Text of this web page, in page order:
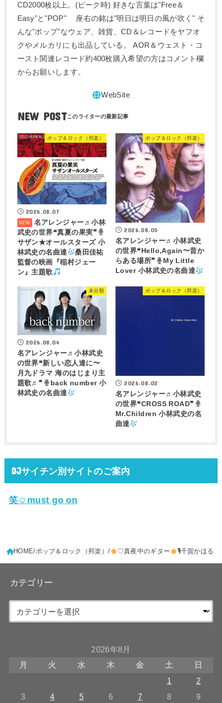
CD2000枚以上。(ピーク時) 好きな言葉は"Free＆
Easy"と"POP" 座右の銘は"明日は明日の風が吹く" そ
んな"ポップ"なウェア、雑貨、CD＆レコードをヤフオ
クやメルカリにも出品している。 AOR＆ウェスト・コ
ースト関連レコード約400枚購入希望の方はコメント欄
からお願いします。
NEW POST
ポップ＆ロック（邦楽）
2026.08.07
名アレンジャー♬小林
武史の世界❝真夏の果実❞
サザン★オールスターズ 小
林武史の名曲達
桑田佳祐
監督の映画『稲村ジェー
ン』主題歌
ポップ＆ロック（邦楽）
2026.08.05
名アレンジャー♬ 小林武史
の世界❝Hello,Again〜昔か
らある場所❞
My Little
Lover 小林武史の名曲達
未分類
2026.08.04
名アレンジャー♬小林武史
の世界❝新しい恋人達に〜
月九ドラマ 海のはじまり主
題歌♬❞
back number 小
林武史の名曲達
ポップ＆ロック（邦楽）
2026.08.02
名アレンジャー♬ 小林武史
の世界❝CROSS ROAD❞
Mr.Children 小林武史の名
曲達
DJサイチン別サイトのご案内
笑☺must go on
HOME ポップ＆ロック（邦楽） ♡真夜中のギター 🎙千賀かほる
カテゴリー
2026年8月
月
火 水 木 金 土
日
1
2
3
4 5 6 7 8 9